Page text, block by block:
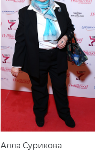
Алла Сурикова